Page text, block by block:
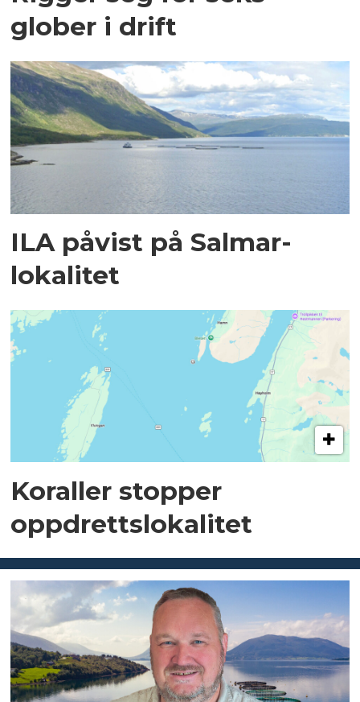
glober i drift
ILA påvist på Salmar-
lokalitet
Koraller stopper
oppdrettslokalitet